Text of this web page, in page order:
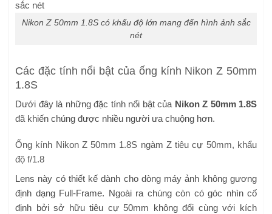
Nikon Z 50mm 1.8S có khẩu độ lớn mang đến hình ảnh sắc
nét
Các đặc tính nổi bật của ống kính Nikon Z 50mm
1.8S
Dưới đây là những đặc tính nổi bật của Nikon Z 50mm 1.8S
đã khiến chúng được nhiều người ưa chuộng hơn.
Ống kính Nikon Z 50mm 1.8S ngàm Z tiêu cự 50mm, khẩu
độ f/1.8
Lens này có thiết kế dành cho dòng máy ảnh không gương
định dạng Full-Frame. Ngoài ra chúng còn có góc nhìn cố
định bởi sở hữu tiêu cự 50mm không đổi cùng với kích